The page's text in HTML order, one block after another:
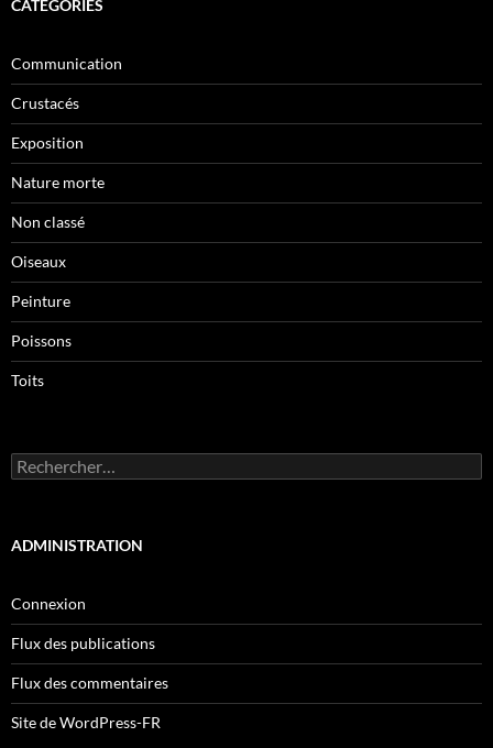
CATÉGORIES
Communication
Crustacés
Exposition
Nature morte
Non classé
Oiseaux
Peinture
Poissons
Toits
Rechercher :
ADMINISTRATION
Connexion
Flux des publications
Flux des commentaires
Site de WordPress-FR